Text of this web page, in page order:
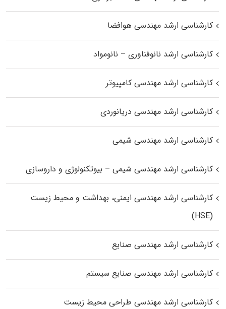
کارشناسی ارشد مهندسی هوافضا
کارشناسی ارشد نانوفناوری – نانومواد
کارشناسی ارشد مهندسی کامپیوتر
کارشناسی ارشد مهندسی دریانوردی
کارشناسی ارشد مهندسی شیمی
کارشناسی ارشد مهندسی شیمی – بیوتکنولوژی و داروسازی
کارشناسی ارشد مهندسی ایمنی، بهداشت و محیط زیست
(HSE)
کارشناسی ارشد مهندسی صنایع
کارشناسی ارشد مهندسی صنایع سیستم
کارشناسی ارشد مهندسی طراحی محیط زیست